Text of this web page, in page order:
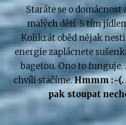
Staráte se o domácnost
malých dětí. S tím
Kolikrát oběd nějak
energie zaplácnete
bagetou. Ono to funguje.
chvíli stačíme.Hmmm :-(.
pak stoupat